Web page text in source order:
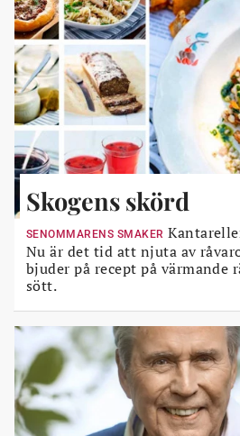
Skogens skörd
SENOMMARENS SMAKER
Nu är det tid att njuta av
bjuder på recept på värmande
sött.